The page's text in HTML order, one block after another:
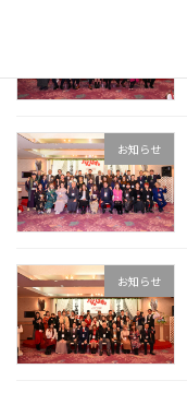
お知らせ
お知らせ